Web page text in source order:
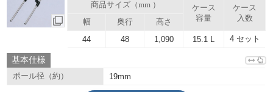
商品サイズ（mm ）
ケース
容量
ケース
入数
幅 奥行 高さ
44 48 1,090 15.1 L 4 セット
基本仕様
ポール径（約） 19mm